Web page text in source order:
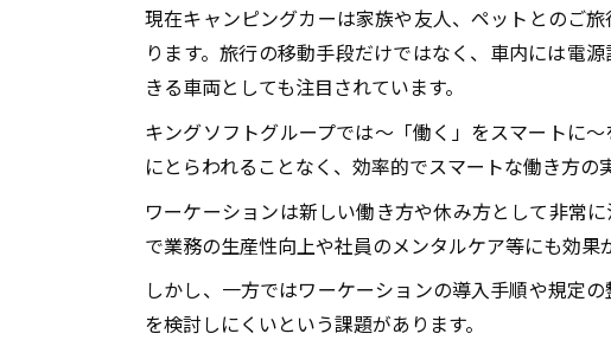
現在キャンピングカーは家族や友人、ペットとのご
ります。旅行の移動手段だけではなく、車内には電
きる車両としても注目されています。
キングソフトグループでは〜「働く」をスマートに
にとらわれることなく、効率的でスマートな働き方の
ワーケーションは新しい働き方や休み方として非常
で業務の生産性向上や社員のメンタルケア等にも効果
しかし、一方ではワーケーションの導入手順や規定
を検討しにくいという課題があります。